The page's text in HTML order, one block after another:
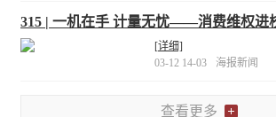
315 | 一机在手 计量无忧——消费维权进
[详细]
03-12 14-03
海报新闻
查看更多